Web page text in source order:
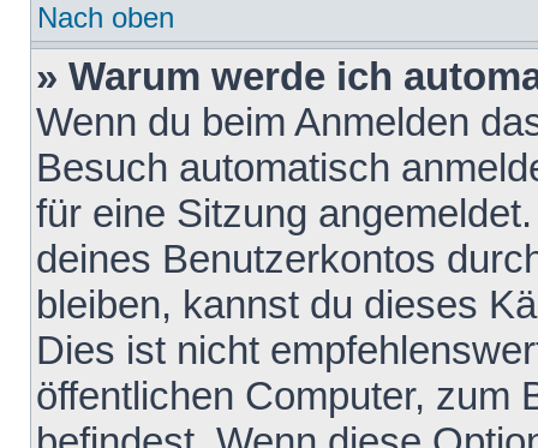
Nach oben
» Warum werde ich
Wenn du beim Anmelden
Besuch automatisch
für eine Sitzung
deines Benutzerkontos
bleiben, kannst du dieses
Dies ist nicht
öffentlichen Computer, zum